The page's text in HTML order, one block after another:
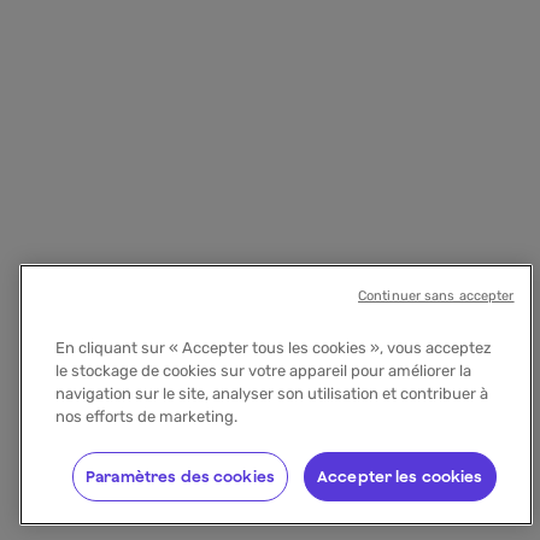
En cliquant sur « Accepter tous les cookies », vous acceptez
le stockage de cookies sur votre appareil pour améliorer la
navigation sur le site, analyser son utilisation et contribuer à
nos efforts de marketing.
Accepter les cookies
Paramètres des cookies
Continuer sans accepter